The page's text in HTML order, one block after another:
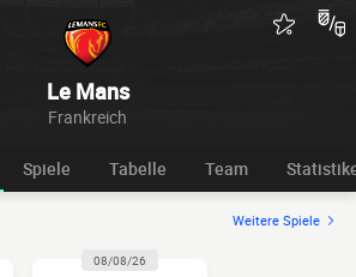
Le Mans
Frankreich
Spiele Tabelle Team
Weitere Spiele
08/08/26